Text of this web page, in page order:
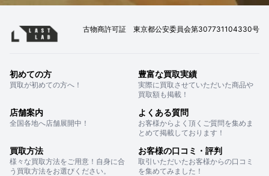
古物商許可証 東京都公安委員会第307731104330号
初めての方
買取が初めての方へ！
豊富な買取実績
実際に買取させていただいた商品や
買取額も掲載！
店舗案内
全国各地へ店舗展開中！
よくある質問
お客様からよく頂くご質問を集めま
とめて掲載しております！
買取方法
様々な買取方法をご用意！自身に合
う買取方法をお選びください。
お客様の口コミ・評判
取引いただいたお客様からの口コミ
を集めてみました！